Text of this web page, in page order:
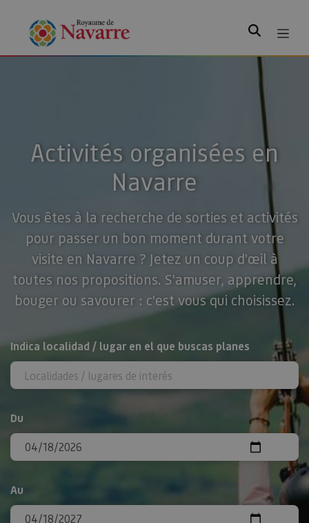
Rechercher
Activités organisées en
Navarre
Vous êtes à la recherche de sorties et activités
pour passer un bon moment durant votre
visite en Navarre ? Jetez un coup d'œil à
toutes nos propositions. S'amuser, apprendre,
bouger ou savourer : c'est vous qui choisissez.
Rechercher
Indica localidad / lugar en el que buscas planes
Du
Au